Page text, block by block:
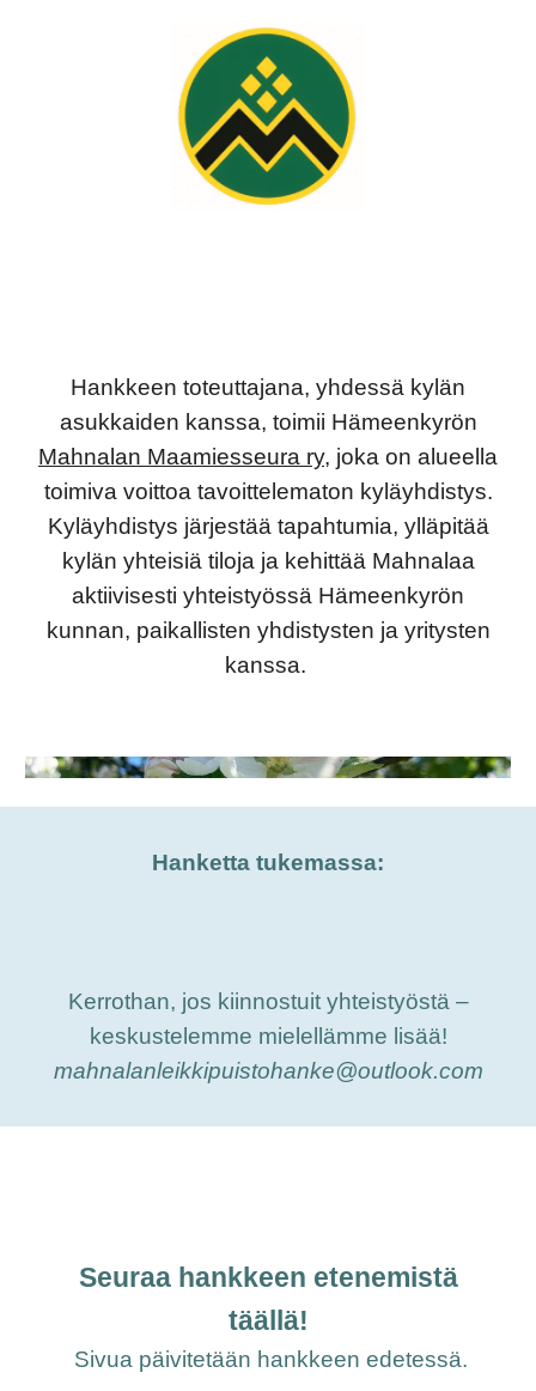
Hankkeen toteuttajana, yhdessä kylän
asukkaiden kanssa, toimii Hämeenkyrön
Mahnalan Maamiesseura ry, joka on alueella
toimiva voittoa tavoittelematon kyläyhdistys.
Kyläyhdistys järjestää tapahtumia, ylläpitää
kylän yhteisiä tiloja ja kehittää Mahnalaa
aktiivisesti yhteistyössä Hämeenkyrön
kunnan, paikallisten yhdistysten ja yritysten
kanssa.
Hanketta tukemassa:
Kerrothan, jos kiinnostuit yhteistyöstä –
keskustelemme mielellämme lisää!
mahnalanleikkipuistohanke@outlook.com
Seuraa hankkeen etenemistä
täällä!
Sivua päivitetään hankkeen edetessä.